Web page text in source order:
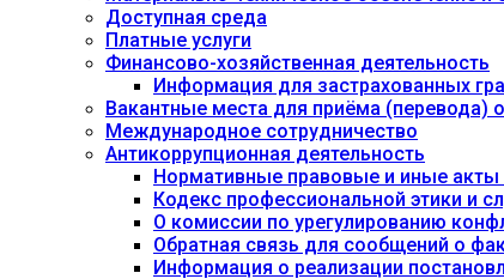
Доступная среда
Платные услуги
Финансово-хозяйственная деятельность
Информация для застрахованных
Вакантные места для приёма (перевода)
Международное сотрудничество
Антикоррупционная деятельность
Нормативные правовые и иные акты
Кодекс профессиональной этики и
О комиссии по урегулированию
Обратная связь для сообщений о
Информация о реализации